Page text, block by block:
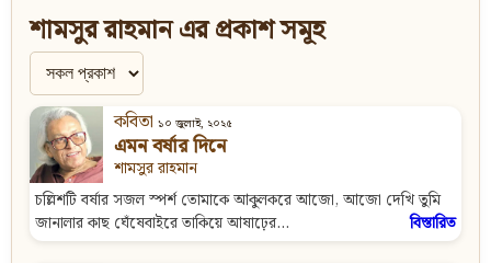
শামসুর রাহমান এর প্রকাশ সমূহ
কবিতা ১০ জুলাই, ২০২৫
এমন বর্ষার দিনে
শামসুর রাহমান
চল্লিশটি বর্ষার সজল স্পর্শ তোমাকে আকুলকরে আজো, আজো দেখি তুমি
জানালার কাছ ঘেঁষেবাইরে তাকিয়ে আষাঢ়ের...
বিস্তারিত